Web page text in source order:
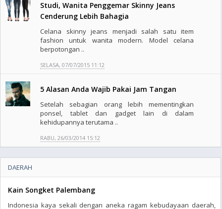
Studi, Wanita Penggemar Skinny Jeans
Cenderung Lebih Bahagia
Celana skinny jeans menjadi salah satu item
fashion untuk wanita modern. Model celana
berpotongan ..
SELASA, 07/07/2015 11:12
5 Alasan Anda Wajib Pakai Jam Tangan
Setelah sebagian orang lebih mementingkan
ponsel, tablet dan gadget lain di dalam
kehidupannya terutama ..
RABU, 26/03/2014 15:12
DAERAH
Kain Songket Palembang
Indonesia kaya sekali dengan aneka ragam kebudayaan daerah,